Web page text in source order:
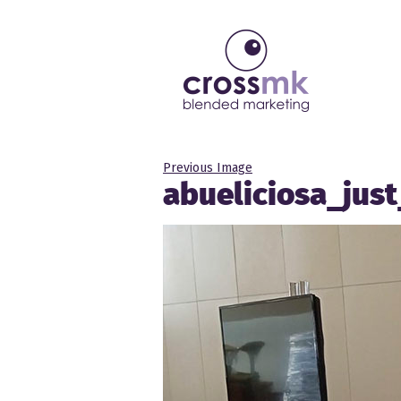
Previous Image